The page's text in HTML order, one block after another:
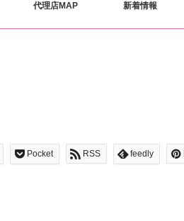
代理店MAP 新着情報
Pocket RSS feedly